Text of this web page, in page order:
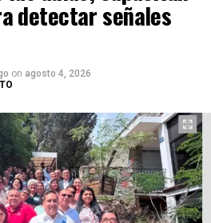
ocurra un incidente. La
prioridad, especialmente en
diariamente circulan familias,
La pregunta sigue siendo la
ocurra una desgracia para
detectar señales
on agosto 4, 2026